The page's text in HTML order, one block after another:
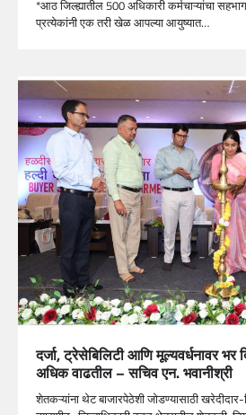
*आठ जिल्ह्यातील 500 अधिकारी कर्मचाऱ्यांचा
प्रत्येकांनी एक तरी खेळ आपल्या आयुष्यात…
दर्जा, ट्रेसेबिलिटी आणि मूल्यवर्धनावर भर
अधिक वाढतील – सचिव एन. भवानीश्री
शेतकऱ्यांना थेट बाजारपेठेशी जोडण्यासाठी खरेदीदार-